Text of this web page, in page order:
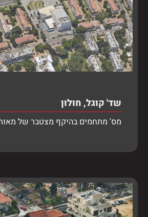
שד' קוגל, חולון
מס' מתחמים בהיקף מצטבר של מאות